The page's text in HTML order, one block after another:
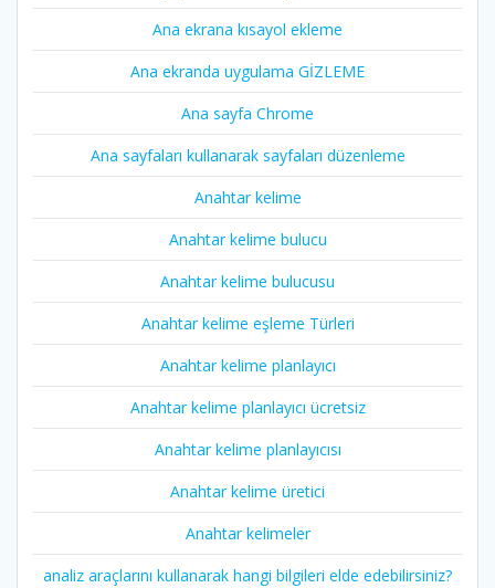
Ana ekrana kısayol ekleme
Ana ekranda uygulama GİZLEME
Ana sayfa Chrome
Ana sayfaları kullanarak sayfaları düzenleme
Anahtar kelime
Anahtar kelime bulucu
Anahtar kelime bulucusu
Anahtar kelime eşleme Türleri
Anahtar kelime planlayıcı
Anahtar kelime planlayıcı ücretsiz
Anahtar kelime planlayıcısı
Anahtar kelime üretici
Anahtar kelimeler
analiz araçlarını kullanarak hangi bilgileri elde edebilirsiniz?